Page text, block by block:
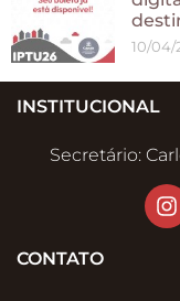
10/04/
INSTITUCIONAL
Secretário:
CONTATO